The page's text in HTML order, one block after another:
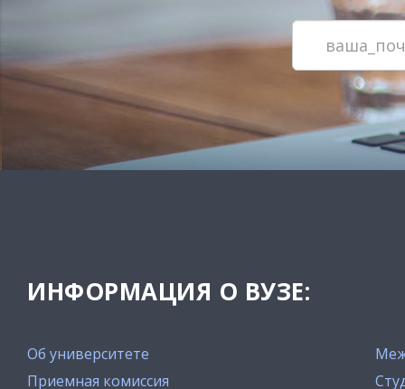
ИНФОРМАЦИЯ О ВУЗЕ:
Об университете
Приемная комиссия